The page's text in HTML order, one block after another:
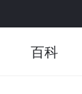
百科